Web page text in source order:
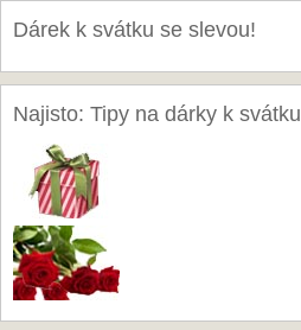
Dárek k svátku se slevou!
Najisto: Tipy na dárky k svátku